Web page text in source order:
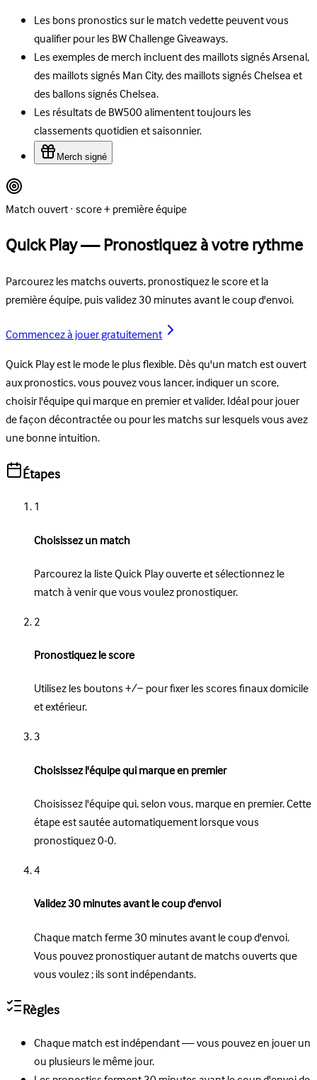
Les bons pronostics sur le match vedette peuvent vous
qualifier pour les BW Challenge Giveaways.
Les exemples de merch incluent des maillots signés Arsenal,
des maillots signés Man City, des maillots signés Chelsea et
des ballons signés Chelsea.
Les résultats de BW500 alimentent toujours les
classements quotidien et saisonnier.
Merch signé
Match ouvert · score + première équipe
Quick Play — Pronostiquez à votre rythme
Parcourez les matchs ouverts, pronostiquez le score et la
première équipe, puis validez 30 minutes avant le coup d'envoi.
Commencez à jouer gratuitement
Quick Play est le mode le plus flexible. Dès qu'un match est ouvert
aux pronostics, vous pouvez vous lancer, indiquer un score,
choisir l'équipe qui marque en premier et valider. Idéal pour jouer
de façon décontractée ou pour les matchs sur lesquels vous avez
une bonne intuition.
Étapes
1
Choisissez un match
Parcourez la liste Quick Play ouverte et sélectionnez le
match à venir que vous voulez pronostiquer.
2
Pronostiquez le score
Utilisez les boutons +/− pour fixer les scores finaux domicile
et extérieur.
3
Choisissez l'équipe qui marque en premier
Choisissez l'équipe qui, selon vous, marque en premier. Cette
étape est sautée automatiquement lorsque vous
pronostiquez 0-0.
4
Validez 30 minutes avant le coup d'envoi
Chaque match ferme 30 minutes avant le coup d'envoi.
Vous pouvez pronostiquer autant de matchs ouverts que
vous voulez ; ils sont indépendants.
Règles
Chaque match est indépendant — vous pouvez en jouer un
ou plusieurs le même jour.